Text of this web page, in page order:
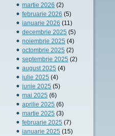
martie 2026 (2)
februarie 2026 (5)
ianuarie 2026 (11)
decembrie 2025 (5)
noiembrie 2025 (4)
octombrie 2025 (2)
septembrie 2025 (2)
august 2025 (4)
iulie 2025 (4)
iunie 2025 (5)
mai 2025 (6)
aprilie 2025 (6)
martie 2025 (3)
februarie 2025 (7)
ianuarie 2025 (15)